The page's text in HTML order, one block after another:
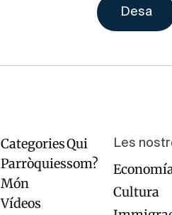
Navegación
principal
Categories
Parròquies
Món
Vídeos
Pie
página
Qui
som?
Les
Cultura